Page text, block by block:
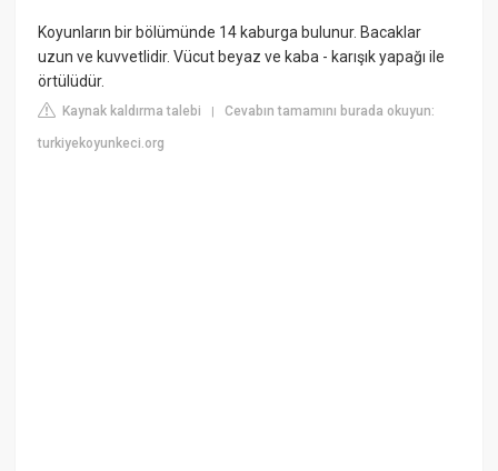
Koyunların bir bölümünde 14 kaburga bulunur. Bacaklar
uzun ve kuvvetlidir. Vücut beyaz ve kaba - karışık yapağı ile
örtülüdür.
Kaynak kaldırma talebi |Cevabın tamamını burada okuyun:
turkiyekoyunkeci.org